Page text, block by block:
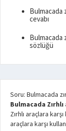
Bulmacada
cevabı
Bulmacada
sözlüğü
Soru: Bulmacada
Bulmacada
Zırhlı araçlara
araçlara karşı